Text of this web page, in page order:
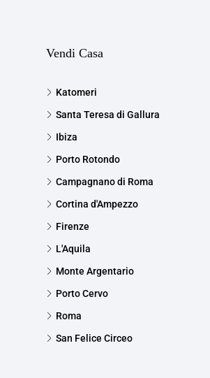
Vendi Casa
Katomeri
Santa Teresa di Gallura
Ibiza
Porto Rotondo
Campagnano di Roma
Cortina d'Ampezzo
Firenze
L'Aquila
Monte Argentario
Porto Cervo
Roma
San Felice Circeo